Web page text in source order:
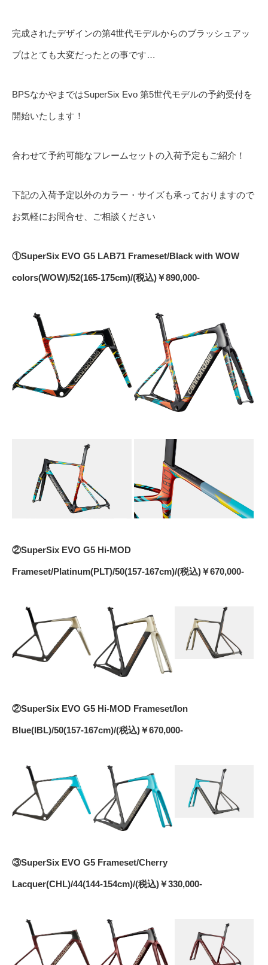
完成されたデザインの第4世代モデルからのブラッシュアッ
プはとても大変だったとの事です…
BPSなかやまではSuperSix Evo 第5世代モデルの予約受付を
開始いたします！
合わせて予約可能なフレームセットの入荷予定もご紹介！
下記の入荷予定以外のカラー・サイズも承っておりますので
お気軽にお問合せ、ご相談ください
①SuperSix EVO G5 LAB71 Frameset/Black with WOW
colors(WOW)/52(165-175cm)/(税込)￥890,000-
②SuperSix EVO G5 Hi-MOD
Frameset/Platinum(PLT)/50(157-167cm)/(税込)￥670,000-
②SuperSix EVO G5 Hi-MOD Frameset/Ion
Blue(IBL)/50(157-167cm)/(税込)￥670,000-
③SuperSix EVO G5 Frameset/Cherry
Lacquer(CHL)/44(144-154cm)/(税込)￥330,000-